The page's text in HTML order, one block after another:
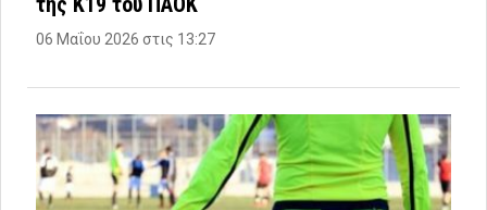
06 Μαΐου 2026 στις 13:27